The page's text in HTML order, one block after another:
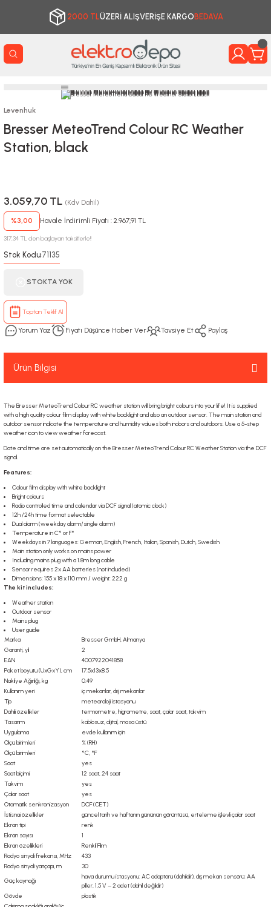
2000 TLÜZERİ ALIŞVERİŞE KARGO BEDAVA
Levenhuk
Bresser MeteoTrend Colour RC Weather
Station, black
3.059,70 TL (Kdv Dahil)
%3,00 Havale İndirimli Fiyatı : 2.967,91 TL
317,34 TL den başlayan taksitlerle!!
Stok Kodu:71135
STOKTA YOK
Toptan Teklif Al
Yorum Yaz Fiyatı Düşünce Haber Ver Tavsiye Et Paylaş
Ürün Bilgisi
The Bresser MeteoTrend Colour RC weather station will bring bright colours into your life! It is supplied
with a high quality colour film display with white backlight and also an outdoor sensor. The main station and
outdoor sensor indicate the temperature and humidity values both indoors and outdoors. Use a 5-step
weather icon to view weather forecast.
Date and time are set automatically on the Bresser MeteoTrend Colour RC Weather Station via the DCF
signal.
Features:
Colour film display with white backlight
Bright colours
Radio controlled time and calendar via DCF signal (atomic clock)
12h /24h time format selectable
Dual alarm (weekday alarm/single alarm)
Temperature in C° or F°
Weekdays in 7 languages: German, English, French, Italian, Spanish, Dutch, Swedish
Main station only works on mains power
Including mains plug with a 1.8m long cable
Sensor requires 2x AA batteries (not included)
Dimensions: 155 x 18 x 110 mm / weight: 222 g
The kit includes:
Weather station
Outdoor sensor
Mains plug
User guide
Marka
Bresser GmbH, Almanya
Garanti, yıl
2
EAN
4007922041858
Paket boyutu (UxGxY), cm
17.5x13x8.5
Nakliye Ağırlığı, kg
0.49
Kullanım yeri
iç mekanlar, dış mekanlar
Tip
meteoroloji istasyonu
Dahili özellikler
termometre, higrometre, saat, çalar saat, takvim
Tasarım
kablosuz, dijital, masa üstü
Uygulama
evde kullanım için
Ölçü birimleri
% (RH)
Ölçü birimleri
°C, °F
Saat
yes
Saat biçimi
12 saat, 24 saat
Takvim
yes
Çalar saat
yes
Otomatik senkronizasyon
DCF (CET)
İstisnai özellikler
güncel tarih ve haftanın gününün görüntüsü, erteleme işlevli çalar saat
Ekran tipi
renk
Ekran sayısı
1
Ekran özellikleri
Renkli Film
Radyo sinyali frekansı, MHz
433
Radyo sinyali yarıçapı, m
30
Güç kaynağı
hava durumu istasyonu: AC adaptörü (dahildir), dış mekan sensörü: AA
piller, 1,5 V – 2 adet (dahil değildir)
Gövde
plastik